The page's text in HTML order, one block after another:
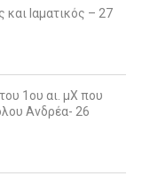
Ιαματικός – 27
1ου αι. μΧ που
Ανδρέα- 26